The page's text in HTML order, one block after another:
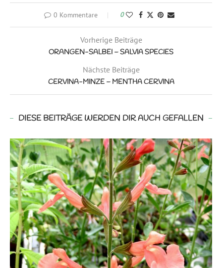
0 Kommentare 0
Vorherige Beiträge
ORANGEN-SALBEI – SALVIA SPECIES
Nächste Beiträge
CERVINA-MINZE – MENTHA CERVINA
DIESE BEITRÄGE WERDEN DIR AUCH GEFALLEN